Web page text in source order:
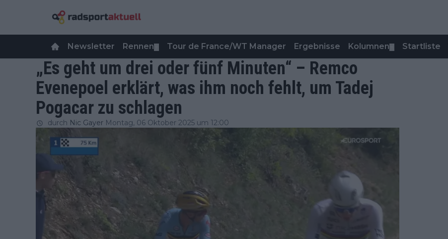
Newsletter Rennen Tour de France/WT Manager Ergebnisse Kolumnen Startliste
„Es geht um drei oder fünf Minuten“ – Remco
Evenepoel erklärt, was ihm noch fehlt, um Tadej
Pogacar zu schlagen
durch Nic Gayer Montag, 06 Oktober 2025 um 12:00